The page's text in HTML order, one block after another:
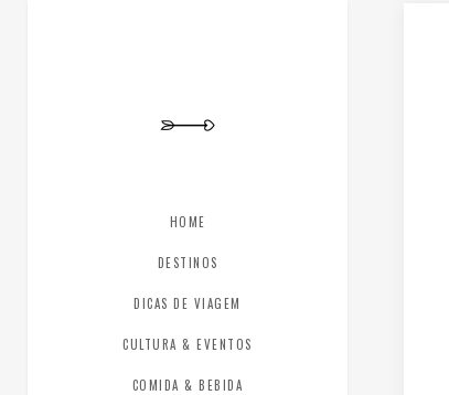
HOME
DESTINOS
DICAS DE VIAGEM
CULTURA & EVENTOS
COMIDA & BEBIDA